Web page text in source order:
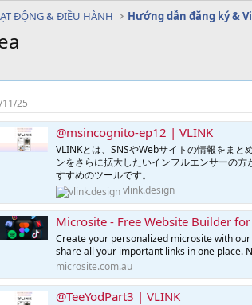
ĐỘNG & ĐIỀU HÀNH Hướng dẫn đăng ký &
25
@msincognito-ep12 | VLINK
VLINKとは、SNSやWebサイトの情報をまと
ンをさらに拡大したいインフルエンサーの
すすめのツールです。
vlink.design
Microsite - Free Website Builder
Create your personalized microsite with
share all your important links in one place.
microsite.com.au
@TeeYodPart3 | VLINK